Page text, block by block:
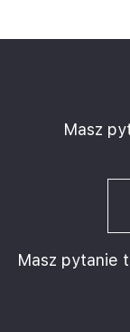
związane z
w jaki
naMasz
Masz pytanie